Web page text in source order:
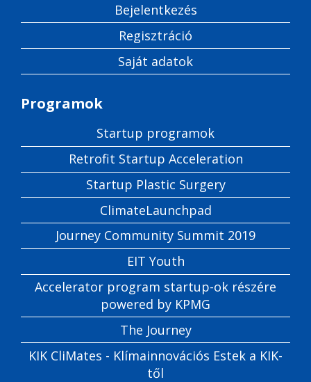
Bejelentkezés
Regisztráció
Saját adatok
Programok
Startup programok
Retrofit Startup Acceleration
Startup Plastic Surgery
ClimateLaunchpad
Journey Community Summit 2019
EIT Youth
Accelerator program startup-ok részére
powered by KPMG
The Journey
KIK CliMates - Klímainnovációs Estek a KIK-
től